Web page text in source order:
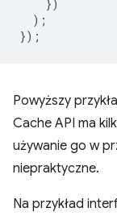
})
);
});
Powyższy
Cache API ma
używanie go w
niepraktyczne.
Na przykład